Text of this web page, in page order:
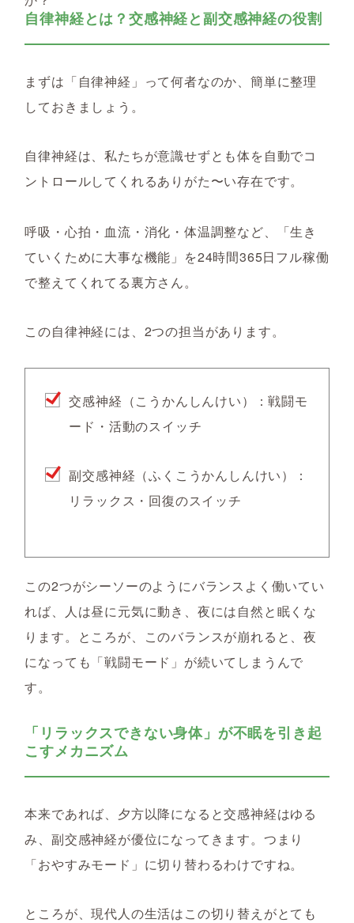
自律神経とは？交感神経と副交感神経の役割
まずは「自律神経」って何者なのか、簡単に整理
しておきましょう。
自律神経は、私たちが意識せずとも体を自動でコ
ントロールしてくれるありがた〜い存在です。
呼吸・心拍・血流・消化・体温調整など、「生き
ていくために大事な機能」を24時間365日フル稼働
で整えてくれてる裏方さん。
この自律神経には、2つの担当があります。
交感神経（こうかんしんけい）：戦闘モ
ード・活動のスイッチ
副交感神経（ふくこうかんしんけい）：
リラックス・回復のスイッチ
この2つがシーソーのようにバランスよく働いてい
れば、人は昼に元気に動き、夜には自然と眠くな
ります。ところが、このバランスが崩れると、夜
になっても「戦闘モード」が続いてしまうんで
す。
「リラックスできない身体」が不眠を引き起
こすメカニズム
本来であれば、夕方以降になると交感神経はゆる
み、副交感神経が優位になってきます。つまり
「おやすみモード」に切り替わるわけですね。
ところが、現代人の生活はこの切り替えがとても